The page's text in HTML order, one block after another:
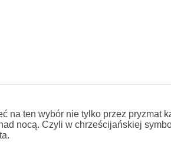
na ten wybór nie tylko przez pryzmat
nocą. Czyli w chrześcijańskiej